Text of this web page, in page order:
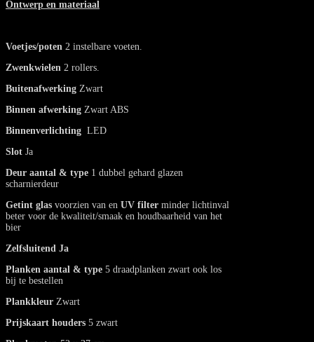
Ontwerp en materiaal
Voetjes/poten 2 instelbare voeten.
Zwenkwielen 2 rollers.
Buitenafwerking Zwart
Binnen afwerking Zwart ABS
Binnenverlichting LED
Slot Ja
Deur aantal & type 1 dubbel gehard glazen
scharnierdeur
Getint glas voorzien van en UV filter minder lichtinval
beter voor de kwaliteit/smaak en houdbaarheid van het
bier
Zelfsluitend Ja
Planken aantal & type 5 draadplanken zwart ook los
bij te bestellen
Plankkleur Zwart
Prijskaart houders 5 zwart